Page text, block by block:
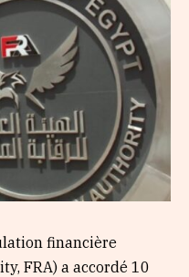
financière
FRA) a accordé 10